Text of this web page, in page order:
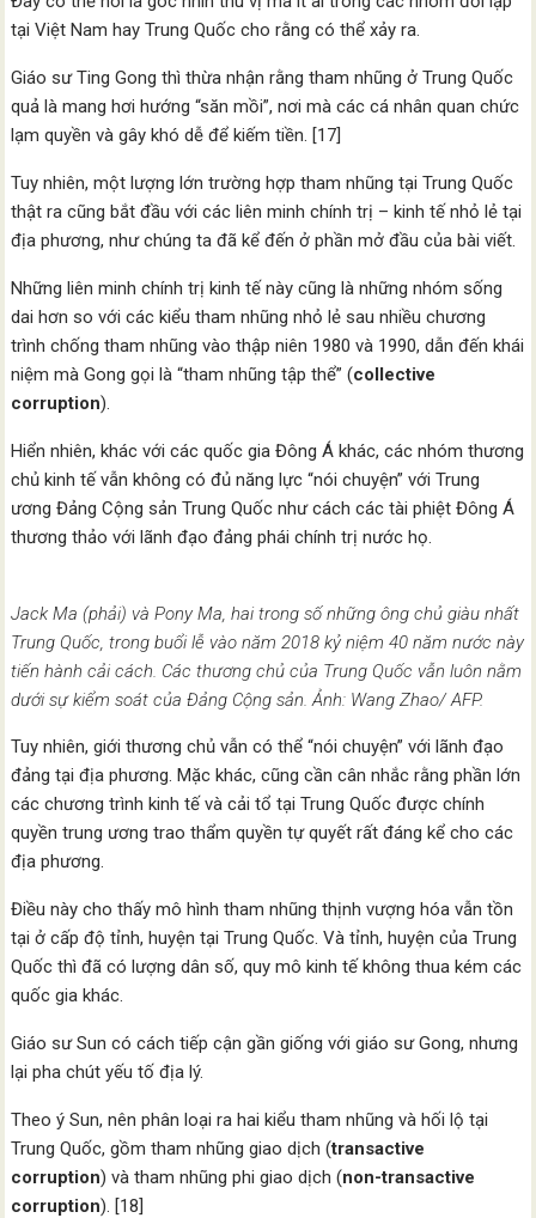
tại Việt Nam hay Trung Quốc cho rằng có thể xảy ra.
Giáo sư Ting Gong thì thừa nhận rằng tham nhũng ở Trung Quốc
quả là mang hơi hướng “săn mồi”, nơi mà các cá nhân quan chức
lạm quyền và gây khó dễ để kiếm tiền. [17]
Tuy nhiên, một lượng lớn trường hợp tham nhũng tại Trung Quốc
thật ra cũng bắt đầu với các liên minh chính trị – kinh tế nhỏ lẻ tại
địa phương, như chúng ta đã kể đến ở phần mở đầu của bài viết.
Những liên minh chính trị kinh tế này cũng là những nhóm sống
dai hơn so với các kiểu tham nhũng nhỏ lẻ sau nhiều chương
trình chống tham nhũng vào thập niên 1980 và 1990, dẫn đến khái
niệm mà Gong gọi là “tham nhũng tập thể” (collective
corruption).
Hiển nhiên, khác với các quốc gia Đông Á khác, các nhóm thương
chủ kinh tế vẫn không có đủ năng lực “nói chuyện” với Trung
ương Đảng Cộng sản Trung Quốc như cách các tài phiệt Đông Á
thương thảo với lãnh đạo đảng phái chính trị nước họ.
Jack Ma (phải) và Pony Ma, hai trong số những ông chủ giàu nhất
Trung Quốc, trong buổi lễ vào năm 2018 kỷ niệm 40 năm nước này
tiến hành cải cách. Các thương chủ của Trung Quốc vẫn luôn nằm
dưới sự kiểm soát của Đảng Cộng sản. Ảnh: Wang Zhao/ AFP.
Tuy nhiên, giới thương chủ vẫn có thể “nói chuyện” với lãnh đạo
đảng tại địa phương. Mặc khác, cũng cần cân nhắc rằng phần lớn
các chương trình kinh tế và cải tổ tại Trung Quốc được chính
quyền trung ương trao thẩm quyền tự quyết rất đáng kể cho các
địa phương.
Điều này cho thấy mô hình tham nhũng thịnh vượng hóa vẫn tồn
tại ở cấp độ tỉnh, huyện tại Trung Quốc. Và tỉnh, huyện của Trung
Quốc thì đã có lượng dân số, quy mô kinh tế không thua kém các
quốc gia khác.
Giáo sư Sun có cách tiếp cận gần giống với giáo sư Gong, nhưng
lại pha chút yếu tố địa lý.
Theo ý Sun, nên phân loại ra hai kiểu tham nhũng và hối lộ tại
Trung Quốc, gồm tham nhũng giao dịch (transactive
corruption) và tham nhũng phi giao dịch (non-transactive
corruption). [18]